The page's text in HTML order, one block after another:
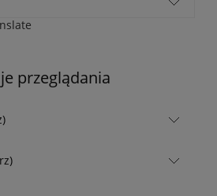
przeglądania